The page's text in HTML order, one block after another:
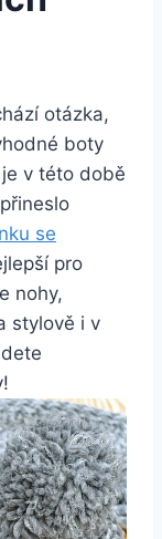
otázka,
boty
v této době
se
‍pro
nohy,
stylově i v